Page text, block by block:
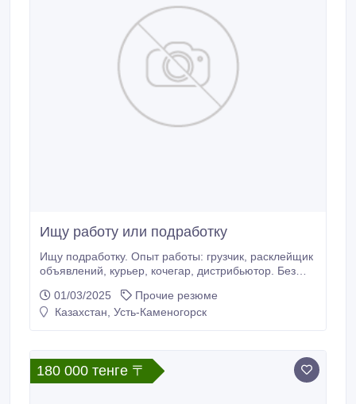
Ищу работу или подработку
Ищу подработку. Опыт работы: грузчик, расклейщик
объявлений, курьер, кочегар, дистрибьютор. Без
Общительный. 35 лет. Женат, есть сын. Проживаю
по ул. Жастар 31 Наличный или Каспи расчет в
01/03/2025
Прочие резюме
Казахстан, Усть-Каменогорск
180 000 тенге 〒